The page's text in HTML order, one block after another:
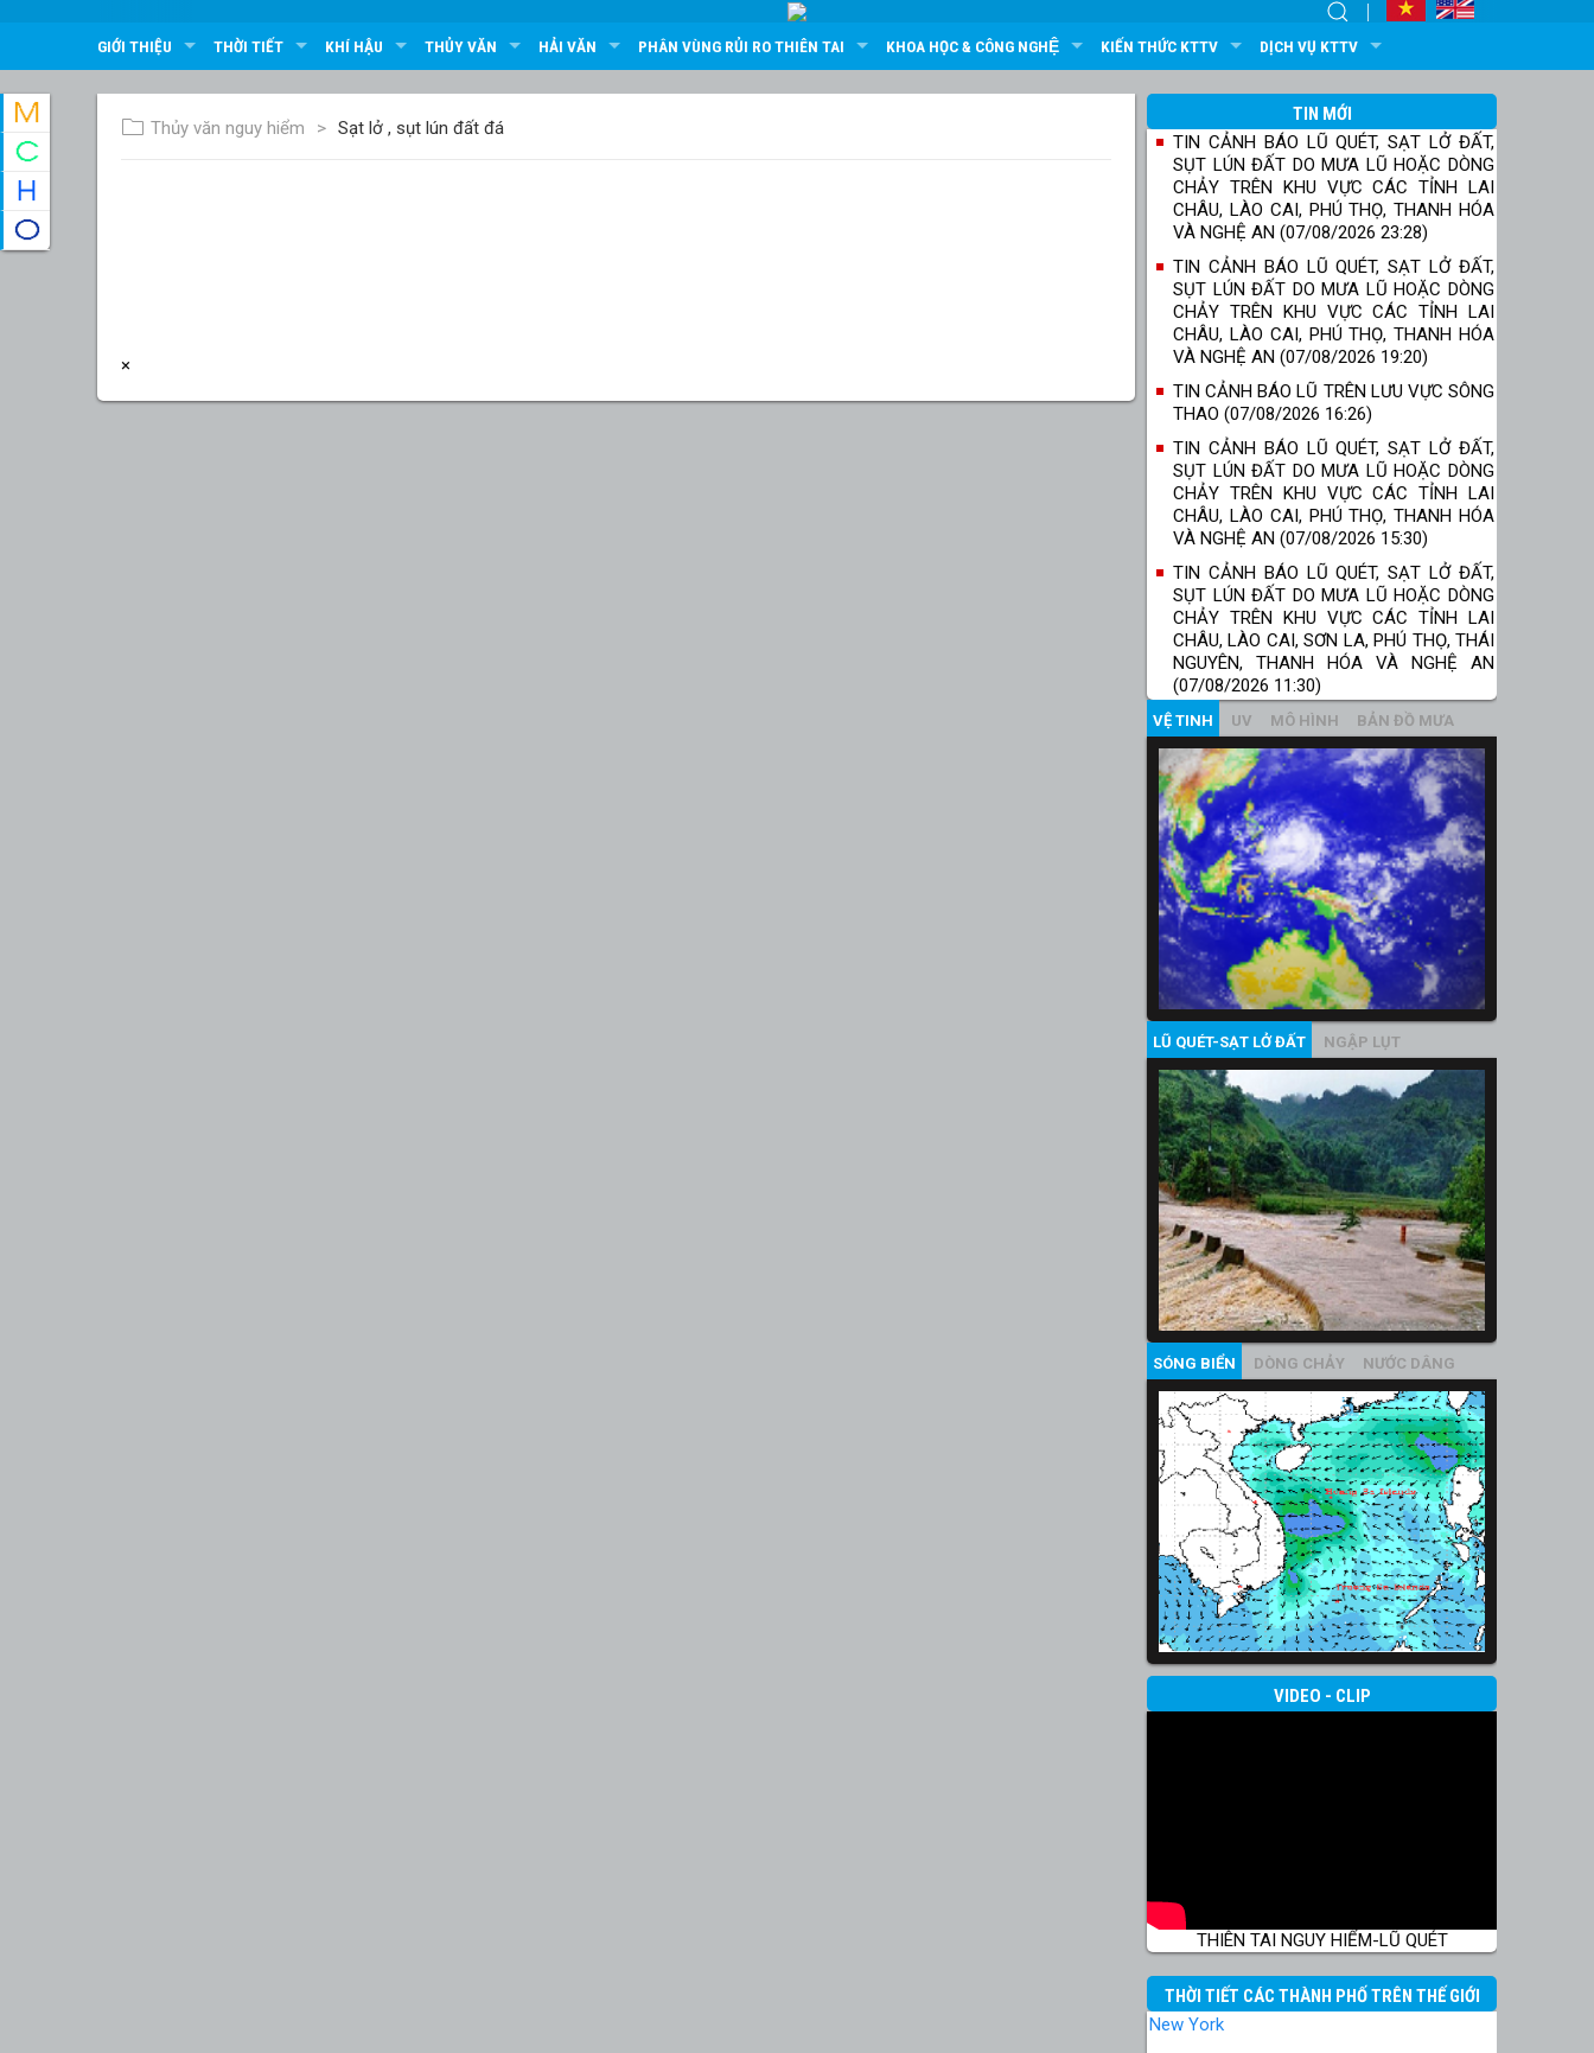
GIỚI THIỆU THỜI TIẾT KHÍ HẬU THỦY VĂN HẢI VĂN PHÂN VÙNG RỦI RO THIÊN TAI KHOA HỌC & CÔNG NGHỆ KIẾN THỨC KTTV DỊCH VỤ KTTV
Thủy văn nguy hiểm Sạt lở , sụt lún đất đá
×
TIN MỚI
TIN CẢNH BÁO LŨ QUÉT, SẠT LỞ ĐẤT,
SỤT LÚN ĐẤT DO MƯA LŨ HOẶC DÒNG
CHẢY TRÊN KHU VỰC CÁC TỈNH LAI
CHÂU, LÀO CAI, PHÚ THỌ, THANH HÓA
VÀ NGHỆ AN (07/08/2026 23:28)
TIN CẢNH BÁO LŨ QUÉT, SẠT LỞ ĐẤT,
SỤT LÚN ĐẤT DO MƯA LŨ HOẶC DÒNG
CHẢY TRÊN KHU VỰC CÁC TỈNH LAI
CHÂU, LÀO CAI, PHÚ THỌ, THANH HÓA
VÀ NGHỆ AN (07/08/2026 19:20)
TIN CẢNH BÁO LŨ TRÊN LƯU VỰC SÔNG
THAO (07/08/2026 16:26)
TIN CẢNH BÁO LŨ QUÉT, SẠT LỞ ĐẤT,
SỤT LÚN ĐẤT DO MƯA LŨ HOẶC DÒNG
CHẢY TRÊN KHU VỰC CÁC TỈNH LAI
CHÂU, LÀO CAI, PHÚ THỌ, THANH HÓA
VÀ NGHỆ AN (07/08/2026 15:30)
TIN CẢNH BÁO LŨ QUÉT, SẠT LỞ ĐẤT,
SỤT LÚN ĐẤT DO MƯA LŨ HOẶC DÒNG
CHẢY TRÊN KHU VỰC CÁC TỈNH LAI
CHÂU, LÀO CAI, SƠN LA, PHÚ THỌ, THÁI
NGUYÊN, THANH HÓA VÀ NGHỆ AN
(07/08/2026 11:30)
VỆ TINH UV MÔ HÌNH BẢN ĐỒ MƯA
LŨ QUÉT-SẠT LỞ ĐẤT NGẬP LỤT
SÓNG BIỂN DÒNG CHẢY NƯỚC DÂNG
VIDEO - CLIP
THIÊN TAI NGUY HIỂM-LŨ QUÉT
THỜI TIẾT CÁC THÀNH PHỐ TRÊN THẾ GIỚI
New York